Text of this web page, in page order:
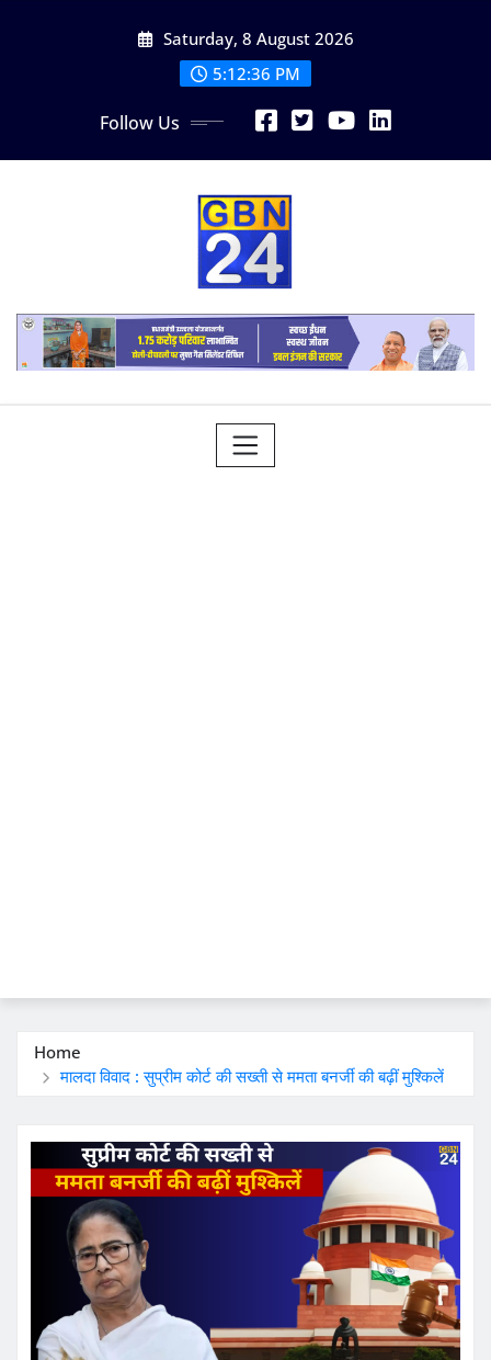
Saturday, 8 August 2026
5:12:37 PM
Follow Us
Home
मालदा विवाद : सुप्रीम कोर्ट की सख्ती से ममता बनर्जी की बढ़ीं मुश्किलें